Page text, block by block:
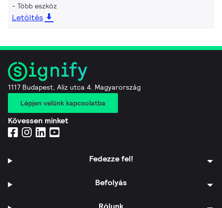
Több eszköz
Letöltés
1117 Budapest, Aliz utca 4. Magyarország
Lépjen velünk kapcsolatba
Kövessen minket
Fedezze fel!
Befolyás